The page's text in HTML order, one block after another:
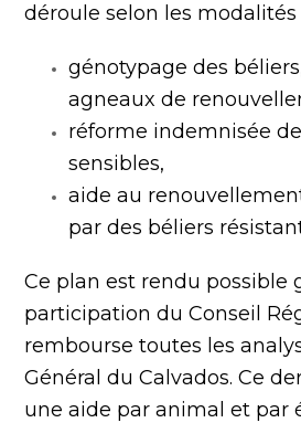
déroule selon les modalités
génotypage des
agneaux de
réforme indemnisée
sensibles,
aide au
par des béliers
Ce plan est rendu possible
participation du Conseil
rembourse toutes les
Général du Calvados. Ce
une aide par animal et par